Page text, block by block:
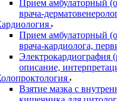
Прием амбулаторный
врача-
Прием амбулаторный
врача-кардиолога,
Электрокардиография
описание,
Взятие мазка с